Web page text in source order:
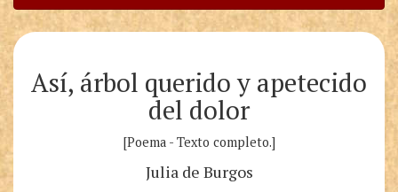
Así, árbol querido y apetecido
del dolor
[Poema - Texto completo.]
Julia de Burgos